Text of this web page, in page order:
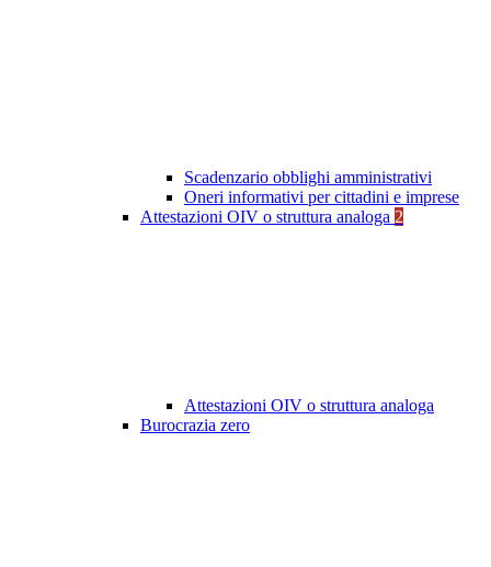
Scadenzario obblighi amministrativi
Oneri informativi per cittadini e imprese
Attestazioni OIV o struttura analoga 2
Attestazioni OIV o struttura analoga
Burocrazia zero